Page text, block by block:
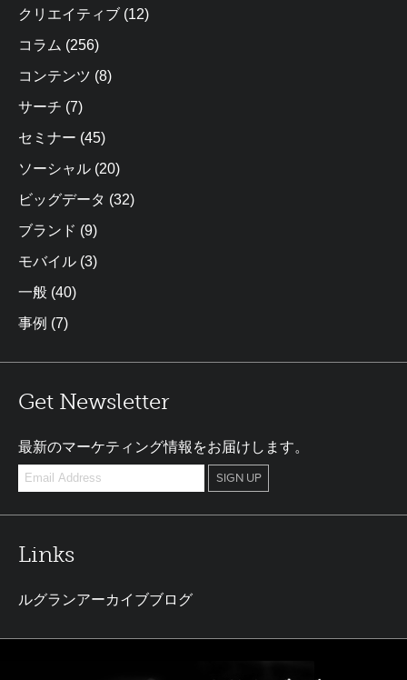
クリエイティブ (12)
コラム (256)
コンテンツ (8)
サーチ (7)
セミナー (45)
ソーシャル (20)
ビッグデータ (32)
ブランド (9)
モバイル (3)
一般 (40)
事例 (7)
Get Newsletter
最新のマーケティング情報をお届けします。
Links
ルグランアーカイブブログ